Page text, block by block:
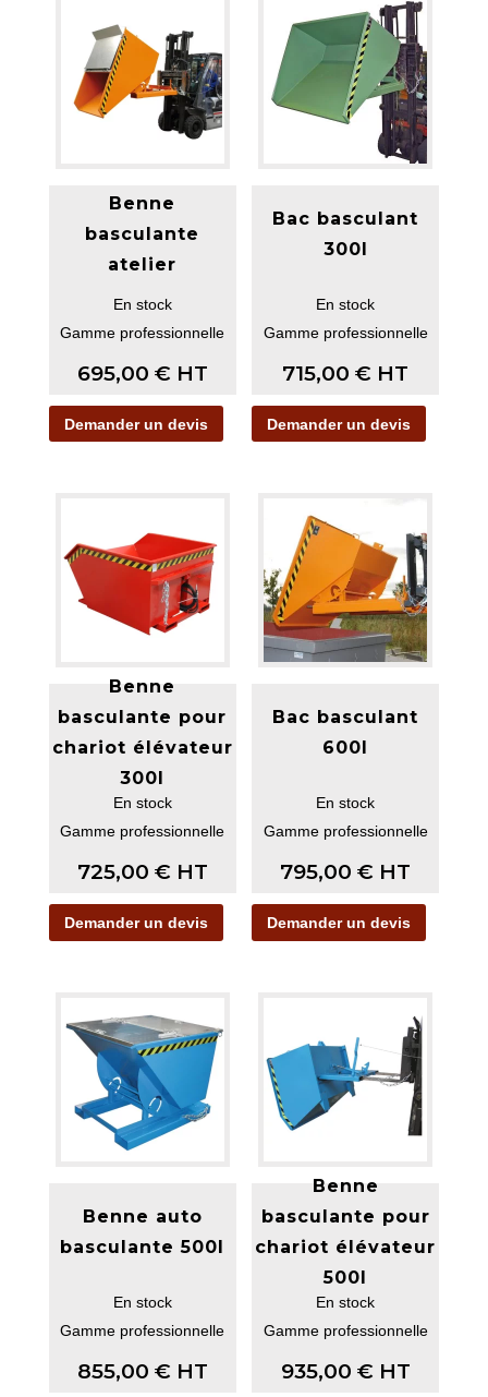
Benne
basculante
atelier
En stock
Gamme professionnelle
695,00 € HT
Demander un devis
Bac basculant
300l
En stock
Gamme professionnelle
715,00€ HT
Demander un devis
Benne
basculante pour
chariot élévateur
300l
En stock
Gamme professionnelle
725,00 € HT
Demander un devis
Bac basculant
600l
En stock
Gamme professionnelle
795,00€ HT
Demander un devis
Benne auto
basculante 500l
En stock
Gamme professionnelle
855,00 € HT
Benne
basculante pour
chariot élévateur
500l
En stock
Gamme professionnelle
935,00 € HT